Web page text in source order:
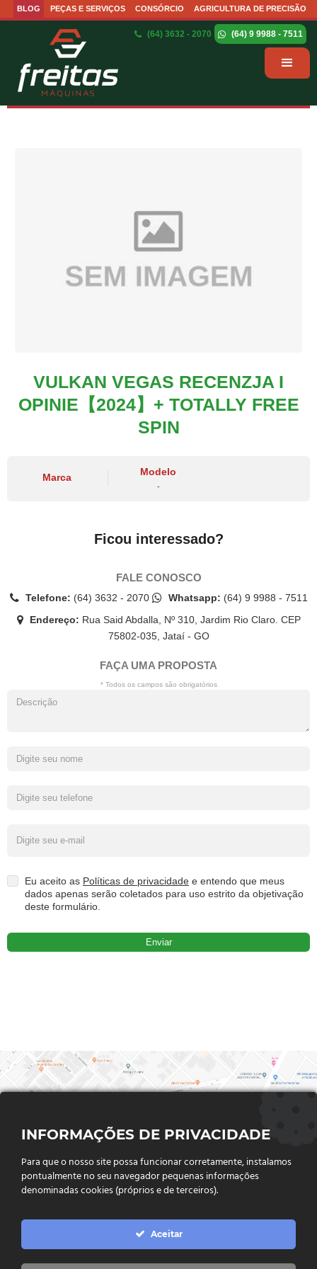
BLOG PEÇAS E SERVIÇOS CONSÓRCIO AGRICULTURA DE PRECISÃO
(64) 3632 - 2070 (64) 9 9988 - 7511
VULKAN VEGAS RECENZJA I
OPINIE【2024】+ TOTALLY FREE
SPIN
Marca
Modelo
-
Ficou interessado?
FALE CONOSCO
Telefone: (64) 3632 - 2070 Whatsapp: (64) 9 9988 - 7511
Endereço: Rua Said Abdalla, Nº 310, Jardim Rio Claro. CEP
75802-035, Jataí - GO
FAÇA UMA PROPOSTA
* Todos os campos são obrigatórios
Eu aceito as Políticas de privacidade e entendo que meus
dados apenas serão coletados para uso estrito da objetivação
deste formulário.
FALE CONOSCO
Endereço:Rua Said Abdalla, Nº 310, Jardim Rio Claro. CEP
75802-035, Jataí - GO
INFORMAÇÕES DE PRIVACIDADE
Para que o nosso site possa funcionar corretamente, instalamos
pontualmente no seu navegador pequenas informações
denominadas cookies (próprios e de terceiros).
Aceitar